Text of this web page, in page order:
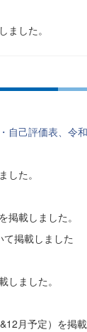
ました。
自己評価表、令
した。
掲載しました。
て掲載しました
しました。
月予定）を掲載